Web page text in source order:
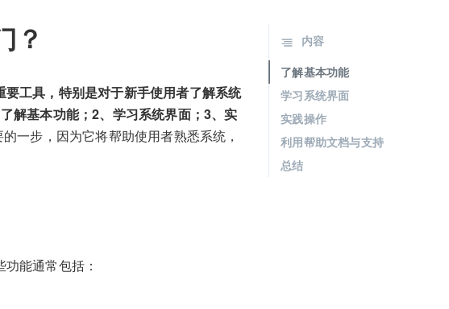
？
工具，特别是对于新手使用者了解系统
解基本功能；2、学习系统界面；3、实
一步，因为它将帮助使用者熟悉系统，
能通常包括：
内容
了解基本功能
学习系统界面
实践操作
利用帮助文档与支持
总结